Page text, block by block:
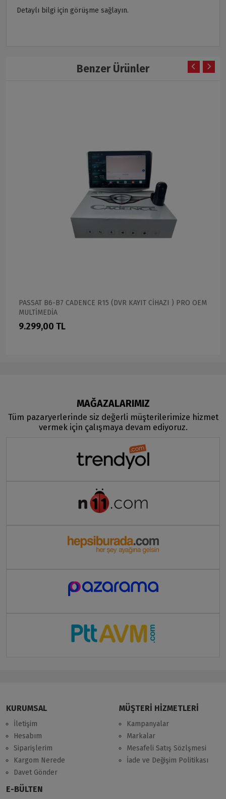
Detaylı bilgi için görüşme sağlayın.
Benzer Ürünler
PASSAT B6-B7 CADENCE R15 (DVR KAYIT CİHAZI ) PRO OEM
MULTİMEDİA
9.299,00 TL
MAĞAZALARIMIZ
Tüm pazaryerlerinde siz değerli müşterilerimize hizmet
vermek için çalışmaya devam ediyoruz.
KURUMSAL
İletişim
Hesabım
Siparişlerim
Kargom Nerede
Davet Gönder
MÜŞTERİ HİZMETLERİ
Kampanyalar
Markalar
Mesafeli Satış Sözlşmesi
İade ve Değişim Politikası
E-BÜLTEN